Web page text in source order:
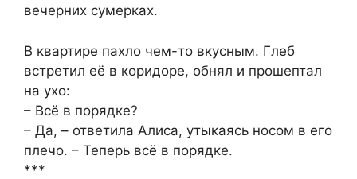
вечерних сумерках.
В квартире пахло чем-то вкусным. Глеб
встретил её в коридоре, обнял и прошептал
на ухо:
– Всё в порядке?
– Да, – ответила Алиса, утыкаясь носом в его
плечо. – Теперь всё в порядке.
***